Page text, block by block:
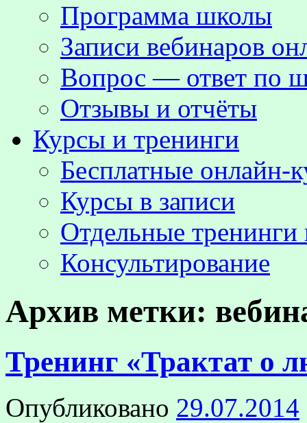
Программа школы
Записи вебинаров
Вопрос — ответ по
Отзывы и отчёты
Курсы и тренинги
Бесплатные онлайн-
Курсы в записи
Отдельные тренинги
Консультирование
Архив метки:
Тренинг «Трактат о
Опубликовано 29.07.2014